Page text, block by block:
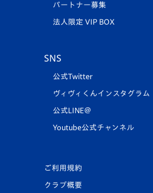
パートナー募集
法人限定 VIP BOX
SNS
公式Twitter
ヴィヴィくんインスタグラム
公式LINE＠
Youtube公式チャンネル
ご利用規約
クラブ概要